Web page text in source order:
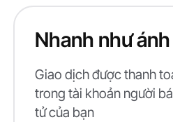
Nhanh như
Giao dịch được thanh
trong tài khoản người
tử của bạn